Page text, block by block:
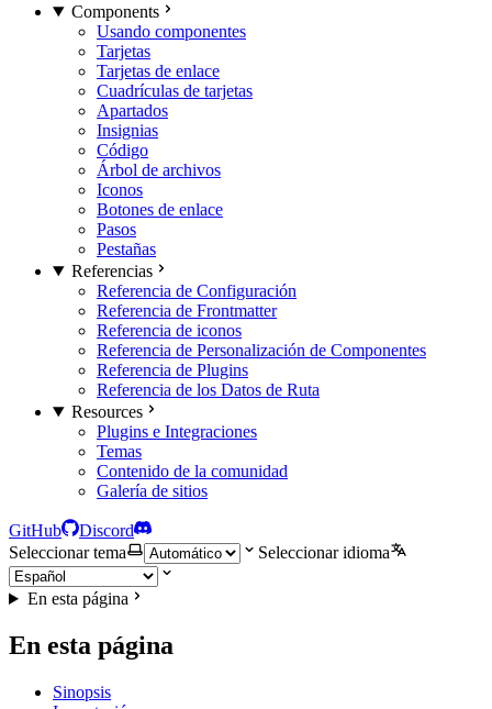
Components
Usando componentes
Tarjetas
Tarjetas de enlace
Cuadrículas de tarjetas
Apartados
Insignias
Código
Árbol de archivos
Iconos
Botones de enlace
Pasos
Pestañas
Referencias
Referencia de Configuración
Referencia de Frontmatter
Referencia de iconos
Referencia de Personalización de Componentes
Referencia de Plugins
Referencia de los Datos de Ruta
Resources
Plugins e Integraciones
Temas
Contenido de la comunidad
Galería de sitios
GitHub
Discord
Seleccionar tema
Seleccionar idioma
En esta página
En esta página
Sinopsis